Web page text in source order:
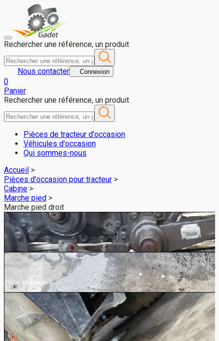
Marche pied droit pour CLAAS ARION 650 C MATIC - Gadet
Rechercher une référence, un produit
Nous contacter Connexion
0
Panier
Rechercher une référence, un produit
Pièces de tracteur d'occasion
Véhicules d'occasion
Qui sommes-nous
Accueil >
Pièces d'occasion pour tracteur >
Cabine >
Marche pied >
Marche pied droit